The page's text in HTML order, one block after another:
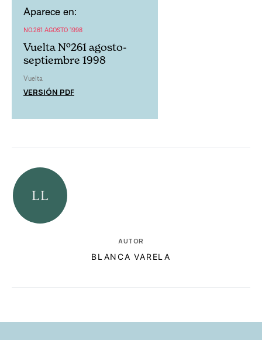
Aparece en:
NO.261 AGOSTO 1998
Vuelta Nº261 agosto-
septiembre 1998
Vuelta
VERSIÓN PDF
AUTOR
BLANCA VARELA